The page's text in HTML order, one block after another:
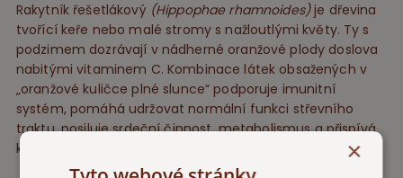
Rakytník řešetlákový (Hippophae rhamnoides)je dřevina
tvořící keře nebo malé stromy s nažloutlými květy. Ty s
podzimem dozrávají v nádherné oranžové plody doslova
nabitými vitaminem C. Kombinace látek obsažených v
„oranžové kuličce plné slunce“ podporuje imunitní
systém, pomáhá udržovat normální funkci střevního
traktu, posiluje srdeční činnost, metabolismus a přispívá
k udržení normální funkce kůže a sliznic..
×